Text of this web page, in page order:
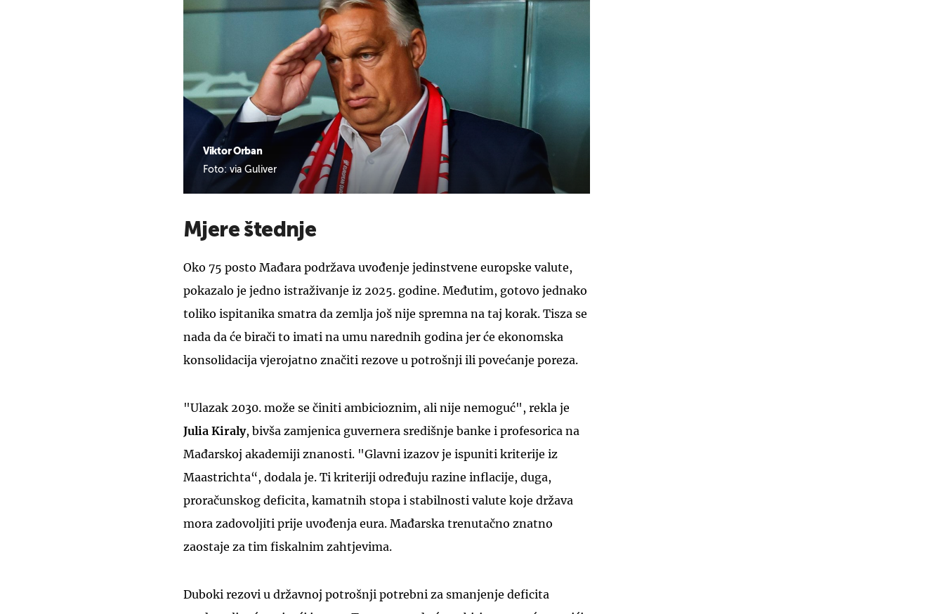
Viktor Orban
Foto: via Guliver
Mjere štednje
Oko 75 posto Mađara podržava uvođenje jedinstvene europske valute,
pokazalo je jedno istraživanje iz 2025. godine. Međutim, gotovo jednako
toliko ispitanika smatra da zemlja još nije spremna na taj korak. Tisza se
nada da će birači to imati na umu narednih godina jer će ekonomska
konsolidacija vjerojatno značiti rezove u potrošnji ili povećanje poreza.
"Ulazak 2030. može se činiti ambicioznim, ali nije nemoguć", rekla je
Julia Kiraly, bivša zamjenica guvernera središnje banke i profesorica na
Mađarskoj akademiji znanosti. "Glavni izazov je ispuniti kriterije iz
Maastrichta“, dodala je. Ti kriteriji određuju razine inflacije, duga,
proračunskog deficita, kamatnih stopa i stabilnosti valute koje država
mora zadovoljiti prije uvođenja eura. Mađarska trenutačno znatno
zaostaje za tim fiskalnim zahtjevima.
Duboki rezovi u državnoj potrošnji potrebni za smanjenje deficita